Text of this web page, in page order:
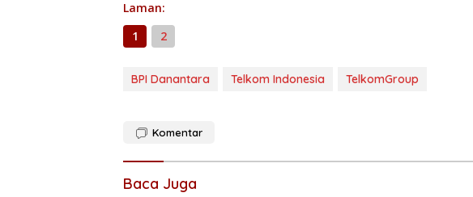
Laman:
1
2
BPI Danantara Telkom Indonesia TelkomGroup
Komentar
Baca Juga